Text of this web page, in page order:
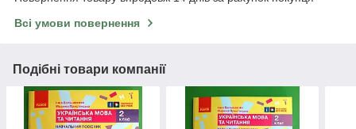
Всі умови повернення
Подібні товари компанії